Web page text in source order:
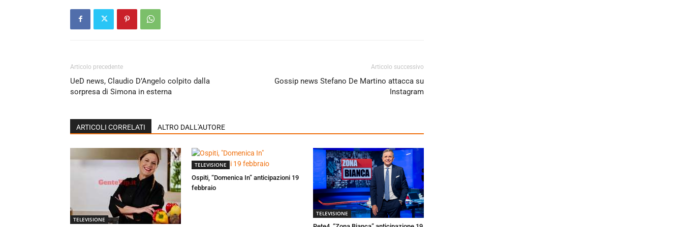
Articolo precedente
UeD news, Claudio D’Angelo colpito dalla
sorpresa di Simona in esterna
Articolo successivo
Gossip news Stefano De Martino attacca su
Instagram
ARTICOLI CORRELATI ALTRO DALL'AUTORE
TELEVISIONE
TELEVISIONE
Ospiti, “Domenica In” anticipazioni 19
febbraio
TELEVISIONE